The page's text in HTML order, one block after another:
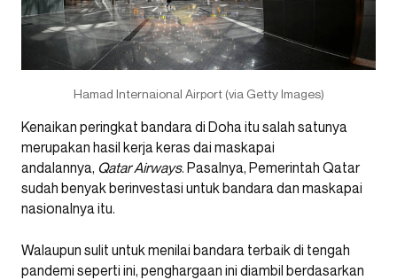
Hamad Internaional Airport (via Getty Images)
Kenaikan peringkat bandara di Doha itu salah satunya
merupakan hasil kerja keras dai maskapai
andalannya, Qatar Airways. Pasalnya, Pemerintah Qatar
sudah benyak berinvestasi untuk bandara dan maskapai
nasionalnya itu.
Walaupun sulit untuk menilai bandara terbaik di tengah
pandemi seperti ini, penghargaan ini diambil berdasarkan